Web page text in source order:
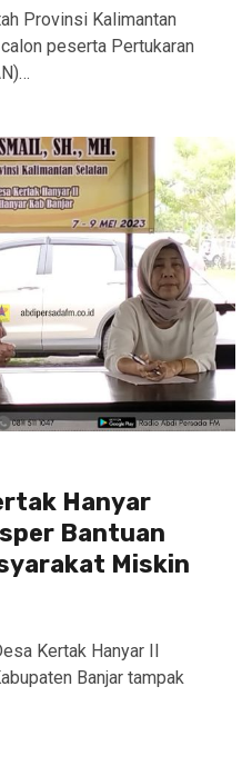
Provinsi Kalimantan
peserta Pertukaran
Hanyar
Bantuan
Miskin
Kertak Hanyar II
Banjar tampak